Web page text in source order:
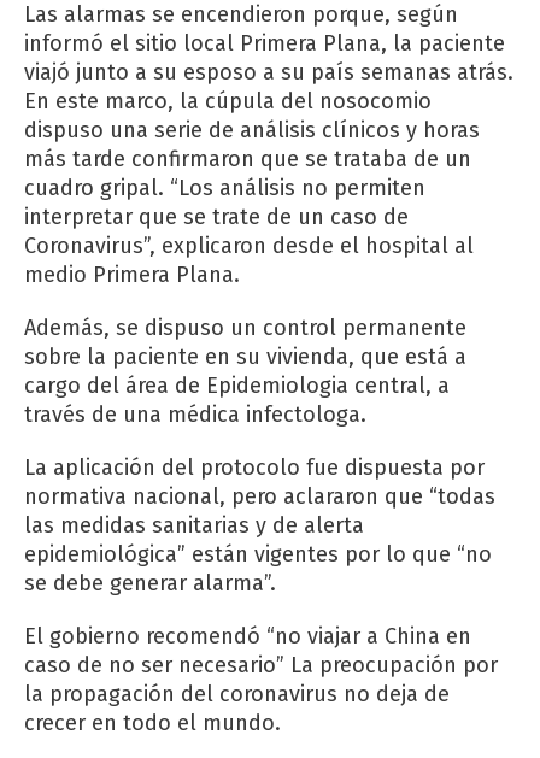
Las alarmas se encendieron porque, según
informó el sitio local Primera Plana, la paciente
viajó junto a su esposo a su país semanas atrás.
En este marco, la cúpula del nosocomio
dispuso una serie de análisis clínicos y horas
más tarde confirmaron que se trataba de un
cuadro gripal. “Los análisis no permiten
interpretar que se trate de un caso de
Coronavirus”, explicaron desde el hospital al
medio Primera Plana.
Además, se dispuso un control permanente
sobre la paciente en su vivienda, que está a
cargo del área de Epidemiologia central, a
través de una médica infectologa.
La aplicación del protocolo fue dispuesta por
normativa nacional, pero aclararon que “todas
las medidas sanitarias y de alerta
epidemiológica” están vigentes por lo que “no
se debe generar alarma”.
El gobierno recomendó “no viajar a China en
caso de no ser necesario” La preocupación por
la propagación del coronavirus no deja de
crecer en todo el mundo.